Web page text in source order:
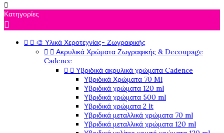

Κατηγορίες

  🎨 Υλικά Χεροτεχνίας- Ζωγραφικής
  Ακρυλικά Χρώματα Ζωγραφικής & Decoupage
Cadence
  Υβριδικά ακρυλικά χρώματα Cadence
Υβριδικά Χρώματα 70 Ml
Υβριδικά χρώματα 120 ml
Υβριδικά χρώματα 500 ml
Υβριδικά χρώματα 2 lt
Υβριδικά μεταλλικά χρώματα 70 ml
Υβριδικά μεταλλικά χρώματα 120 ml